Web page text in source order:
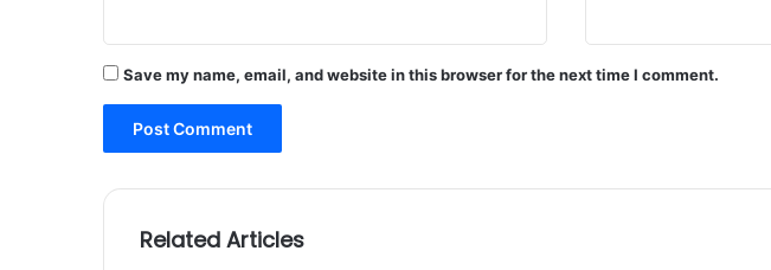
Save my name, email, and website in this browser for the next time I comment.
Related Articles